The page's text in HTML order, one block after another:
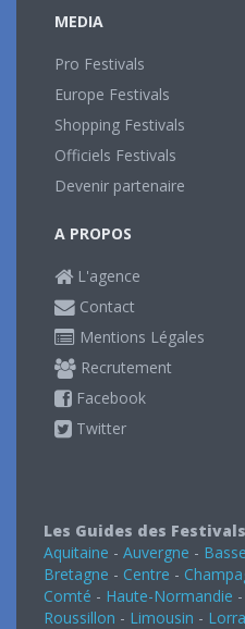
MEDIA
Pro Festivals
Europe Festivals
Shopping Festivals
Officiels Festivals
Devenir partenaire
A PROPOS
L'agence
Contact
Mentions Légales
Recrutement
Facebook
Twitter
Les Guides des
Aquitaine - Auvergne -
Bretagne - Centre -
Comté - Haute-Normandie -
Roussillon - Limousin -